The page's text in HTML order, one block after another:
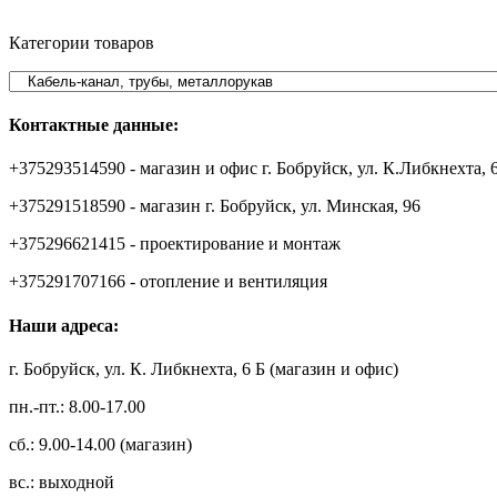
Категории товаров
Контактные данные:
+375293514590 - магазин и офис г. Бобруйск, ул. К.Либкнехта,
+375291518590 - магазин г. Бобруйск, ул. Минская, 96
+375296621415 - проектирование и монтаж
+375291707166 - отопление и вентиляция
Наши адреса:
г. Бобруйск, ул. К. Либкнехта, 6 Б (магазин и офис)
пн.-пт.: 8.00-17.00
сб.: 9.00-14.00 (магазин)
вс.: выходной